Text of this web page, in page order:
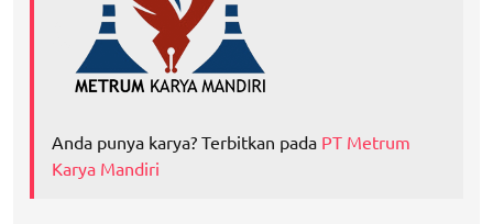
Anda punya karya? Terbitkan pada PT Metrum
Karya Mandiri